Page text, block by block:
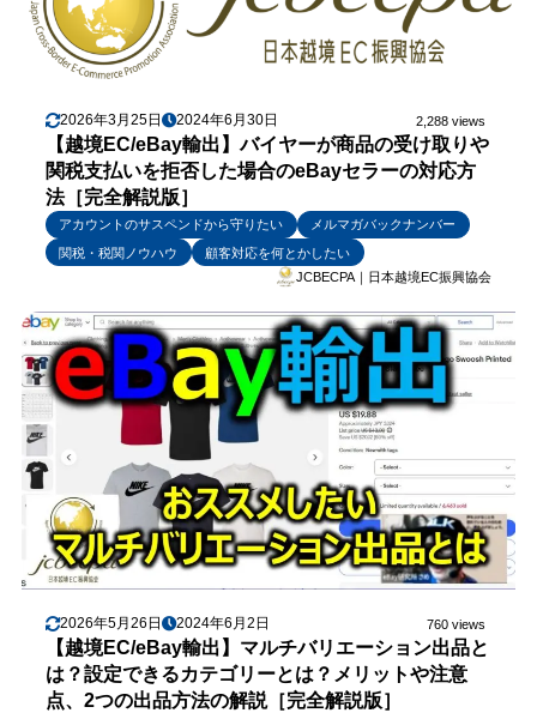
2026年3月25日 2024年6月30日 2,288 views
【越境EC/eBay輸出】バイヤーが商品の受け取りや
関税支払いを拒否した場合のeBayセラーの対応方
法［完全解説版］
アカウントのサスペンドから守りたい
メルマガバックナンバー
関税・税関ノウハウ
顧客対応を何とかしたい
JCBECPA｜日本越境EC振興協会
2026年5月26日 2024年6月2日 760 views
【越境EC/eBay輸出】マルチバリエーション出品と
は？設定できるカテゴリーとは？メリットや注意
点、2つの出品方法の解説［完全解説版］